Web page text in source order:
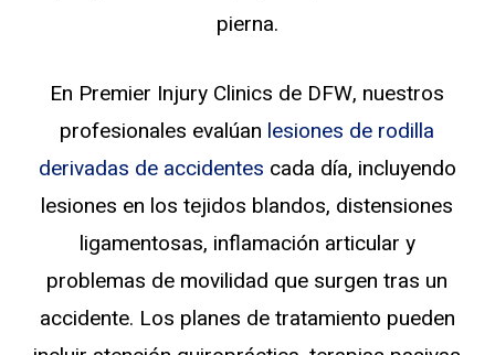
pierna.
En Premier Injury Clinics de DFW, nuestros
profesionales evalúan lesiones de rodilla
derivadas de accidentes cada día, incluyendo
lesiones en los tejidos blandos, distensiones
ligamentosas, inflamación articular y
problemas de movilidad que surgen tras un
accidente. Los planes de tratamiento pueden